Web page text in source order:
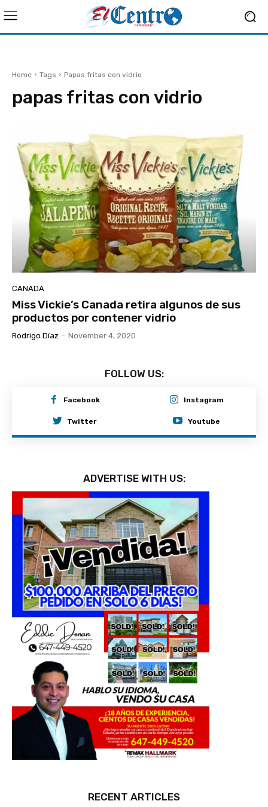
Home Tags Papas fritas con vidrio
papas fritas con vidrio
CANADA
Miss Vickie’s Canada retira algunos de sus
productos por contener vidrio
Rodrigo Díaz - November 4, 2020
FOLLOW US:
Facebook Instagram
Twitter Youtube
ADVERTISE WITH US:
RECENT ARTICLES